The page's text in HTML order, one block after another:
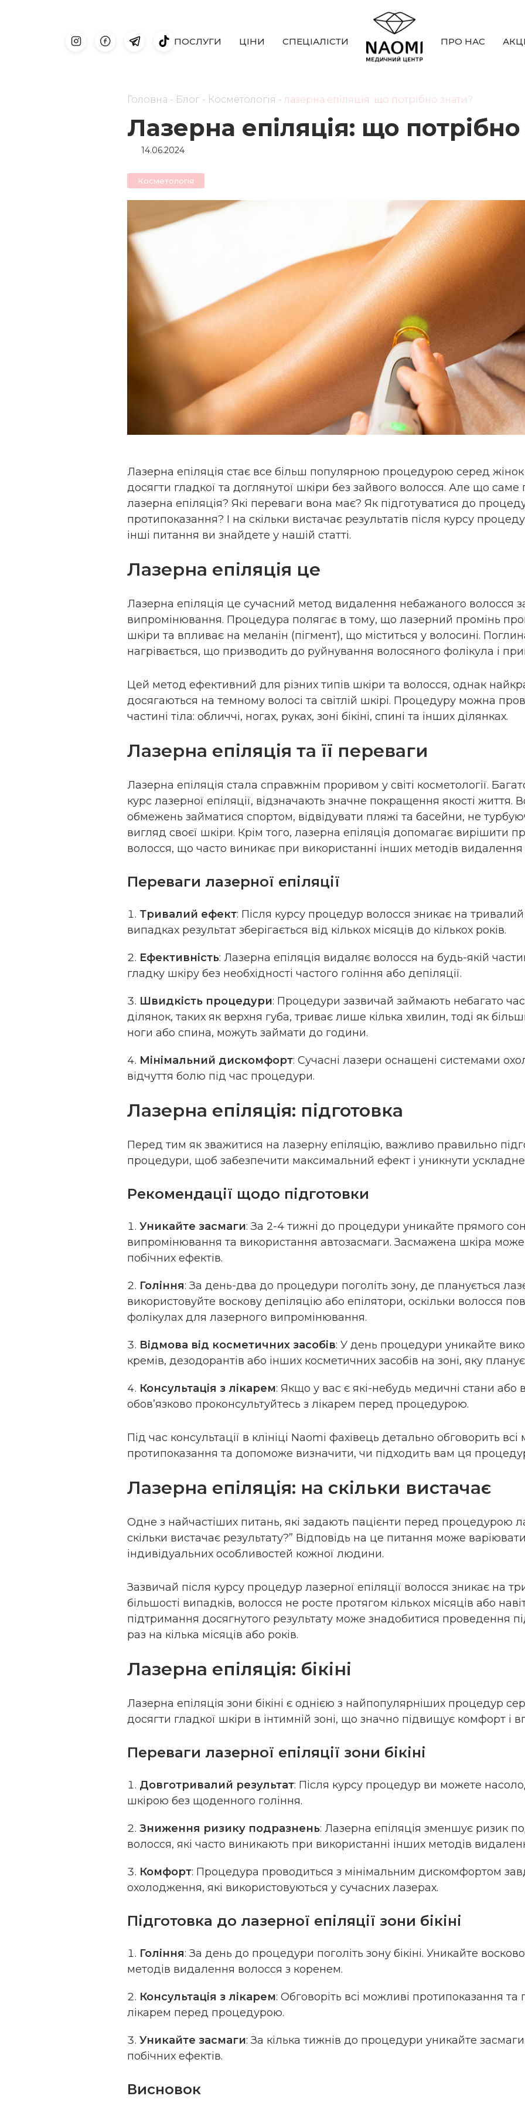
ПОСЛУГИ ЦIНИ СПЕЦIАЛICТИ ПРО НАС
Головна - Блог - Косметологiя - лазерна епіляція: що потрібно знати?
Лазерна епіляція: що
14.06.2024
Косметологiя
Лазерна епіляція стає все більш популярною процедурою серед жінок і
досягти гладкої та доглянутої шкіри без зайвого волосся. Але що
лазерна епіляція? Які переваги вона має? Як підготуватися до
протипоказання? І на скільки вистачає результатів після курсу
інші питання ви знайдете у нашій статті.
Лазерна епіляція це
Лазерна епіляція це сучасний метод видалення небажаного волосся
випромінювання. Процедура полягає в тому, що лазерний промінь
шкіри та впливає на меланін (пігмент), що міститься у волосині.
нагрівається, що призводить до руйнування волосяного фолікула і
Цей метод ефективний для різних типів шкіри та волосся, однак
досягаються на темному волосі та світлій шкірі. Процедуру можна
частині тіла: обличчі, ногах, руках, зоні бікіні, спині та інших ділянках.
Лазерна епіляція та її переваги
Лазерна епіляція стала справжнім проривом у світі косметології.
курс лазерної епіляції, відзначають значне покращення якості життя.
обмежень займатися спортом, відвідувати пляжі та басейни, не
вигляд своєї шкіри. Крім того, лазерна епіляція допомагає вирішити
волосся, що часто виникає при використанні інших методів видалення
Переваги лазерної епіляції
Тривалий ефект: Після курсу процедур волосся зникає на тривалий
випадках результат зберігається від кількох місяців до кількох років.
Ефективність: Лазерна епіляція видаляє волосся на будь-якій
гладку шкіру без необхідності частого гоління або депіляції.
Швидкість процедури: Процедури зазвичай займають небагато
ділянок, таких як верхня губа, триває лише кілька хвилин, тоді як
ноги або спина, можуть займати до години.
Мінімальний дискомфорт: Сучасні лазери оснащені системами
відчуття болю під час процедури.
Лазерна епіляція: підготовка
Перед тим як зважитися на лазерну епіляцію, важливо правильно
процедури, щоб забезпечити максимальний ефект і уникнути
Рекомендації щодо підготовки
Уникайте засмаги: За 2-4 тижні до процедури уникайте прямого
випромінювання та використання автозасмаги. Засмажена шкіра
побічних ефектів.
Гоління: За день-два до процедури поголіть зону, де планується
використовуйте воскову депіляцію або епілятори, оскільки волосся
фолікулах для лазерного випромінювання.
Відмова від косметичних засобів: У день процедури уникайте
кремів, дезодорантів або інших косметичних засобів на зоні, яку
Консультація з лікарем: Якщо у вас є які-небудь медичні стани або
обов’язково проконсультуйтесь з лікарем перед процедурою.
Під час консультації в клініці Naomi фахівець детально обговорить всі
протипоказання та допоможе визначити, чи підходить вам ця
Лазерна епіляція: на скільки вистачає
Одне з найчастіших питань, які задають пацієнти перед процедурою
скільки вистачає результату?” Відповідь на це питання може
індивідуальних особливостей кожної людини.
Зазвичай після курсу процедур лазерної епіляції волосся зникає на
більшості випадків, волосся не росте протягом кількох місяців або
підтримання досягнутого результату може знадобитися проведення
раз на кілька місяців або років.
Лазерна епіляція: бікіні
Лазерна епіляція зони бікіні є однією з найпопулярніших процедур
досягти гладкої шкіри в інтимній зоні, що значно підвищує комфорт і
Переваги лазерної епіляції зони бікіні
Довготривалий результат: Після курсу процедур ви можете
шкірою без щоденного гоління.
Зниження ризику подразнень: Лазерна епіляція зменшує ризик
волосся, які часто виникають при використанні інших методів
Комфорт: Процедура проводиться з мінімальним дискомфортом
охолодження, які використовуються у сучасних лазерах.
Підготовка до лазерної епіляції зони бікіні
Гоління: За день до процедури поголіть зону бікіні. Уникайте
методів видалення волосся з коренем.
Консультація з лікарем: Обговоріть всі можливі протипоказання та
лікарем перед процедурою.
Уникайте засмаги: За кілька тижнів до процедури уникайте
побічних ефектів.
Висновок
ОБСТЕЖЕННЯ
Подбайте про своє
пакетом
залоз • УЗД органів
щитоподібної
матки Тиреотропний
тиротропін)
Онкоризик жіночий
матки, ВПЛ
ПАП-тест на основі
(500), ВПЛ 15 ДНК
визначення (7761)
дослідження
Ison). Вартість 4990